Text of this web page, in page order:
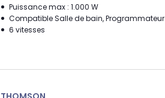
Puissance max : 1.000 W
Compatible Salle de bain, Programmateur
6 vitesses